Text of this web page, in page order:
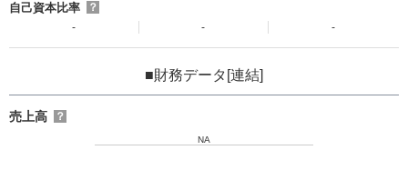
自己資本比率
？
-
- -
■財務データ[連結]
売上高 ？
NA